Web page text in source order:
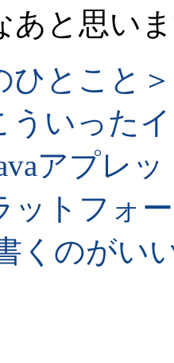
あと思い
ひとこと＞
いった
アプレ
ットフォ
くのがい